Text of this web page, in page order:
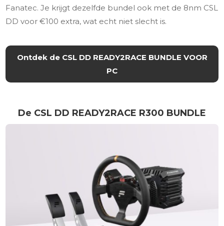
Fanatec. Je krijgt dezelfde bundel ook met de 8nm CSL
DD voor €100 extra, wat echt niet slecht is.
Ontdek de CSL DD READY2RACE BUNDLE VOOR
PC
De CSL DD READY2RACE R300 BUNDLE